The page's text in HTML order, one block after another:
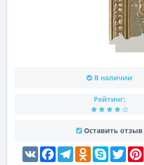
В наличии
Рейтинг:
Оставить отзыв
VK FacebookTelegramOdnoklassniki
Skype Twitter